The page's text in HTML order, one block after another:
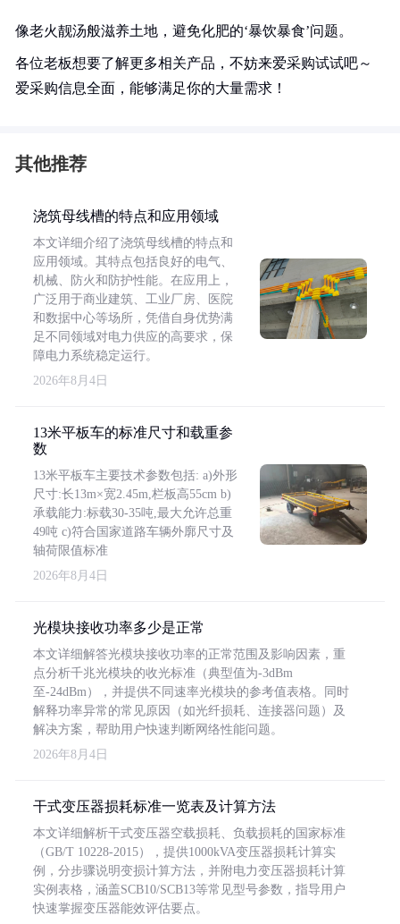
像老火靓汤般滋养土地，避免化肥的‘暴饮暴食’问题。
各位老板想要了解更多相关产品，不妨来爱采购试试吧～
爱采购信息全面，能够满足你的大量需求！
其他推荐
浇筑母线槽的特点和应用领域
本文详细介绍了浇筑母线槽的特点和
应用领域。其特点包括良好的电气、
机械、防火和防护性能。在应用上，
广泛用于商业建筑、工业厂房、医院
和数据中心等场所，凭借自身优势满
足不同领域对电力供应的高要求，保
障电力系统稳定运行。
2026年8月4日
13米平板车的标准尺寸和载重参
数
13米平板车主要技术参数包括: a)外形
尺寸:长13m×宽2.45m,栏板高55cm b)
承载能力:标载30-35吨,最大允许总重
49吨 c)符合国家道路车辆外廓尺寸及
轴荷限值标准
2026年8月4日
光模块接收功率多少是正常
本文详细解答光模块接收功率的正常范围及影响因素，重
点分析千兆光模块的收光标准（典型值为-3dBm
至-24dBm），并提供不同速率光模块的参考值表格。同时
解释功率异常的常见原因（如光纤损耗、连接器问题）及
解决方案，帮助用户快速判断网络性能问题。
2026年8月4日
干式变压器损耗标准一览表及计算方法
本文详细解析干式变压器空载损耗、负载损耗的国家标准
（GB/T 10228-2015），提供1000kVA变压器损耗计算实
例，分步骤说明变损计算方法，并附电力变压器损耗计算
实例表格，涵盖SCB10/SCB13等常见型号参数，指导用户
快速掌握变压器能效评估要点。